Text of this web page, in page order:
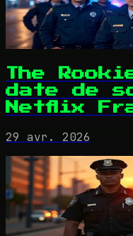
The
date de
Netflix
29 avr. 2026